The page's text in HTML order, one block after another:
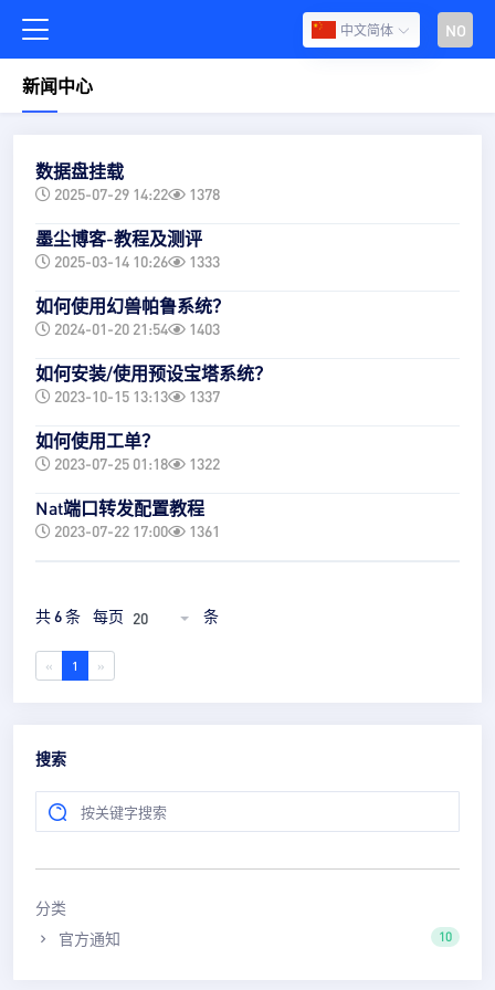
中文简体 NO
新闻中心
数据盘挂载
2025-07-29 14:22 1378
墨尘博客-教程及测评
2025-03-14 10:26 1333
如何使用幻兽帕鲁系统？
2024-01-20 21:54 1403
如何安装/使用预设宝塔系统？
2023-10-15 13:13 1337
如何使用工单？
2023-07-25 01:18 1322
Nat端口转发配置教程
2023-07-22 17:00 1361
共 6 条 每页 20 条
« 1 »
搜索
分类
官方通知
10